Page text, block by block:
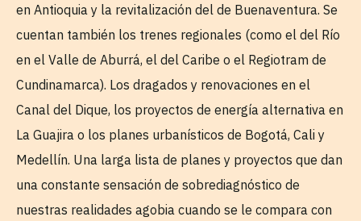
en Antioquia y la revitalización del de Buenaventura. Se
cuentan también los trenes regionales (como el del Río
en el Valle de Aburrá, el del Caribe o el Regiotram de
Cundinamarca). Los dragados y renovaciones en el
Canal del Dique, los proyectos de energía alternativa en
La Guajira o los planes urbanísticos de Bogotá, Cali y
Medellín. Una larga lista de planes y proyectos que dan
una constante sensación de sobrediagnóstico de
nuestras realidades agobia cuando se le compara con